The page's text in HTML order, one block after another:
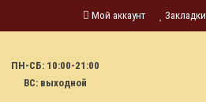
Мой аккаунт Закладки
ПН-СБ: 10:00-21:00
ВС: выходной